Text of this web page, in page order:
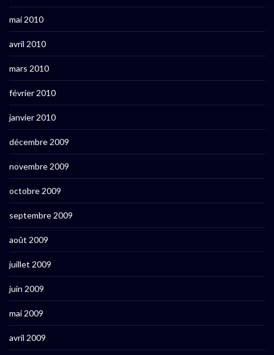
mai 2010
avril 2010
mars 2010
février 2010
janvier 2010
décembre 2009
novembre 2009
octobre 2009
septembre 2009
août 2009
juillet 2009
juin 2009
mai 2009
avril 2009